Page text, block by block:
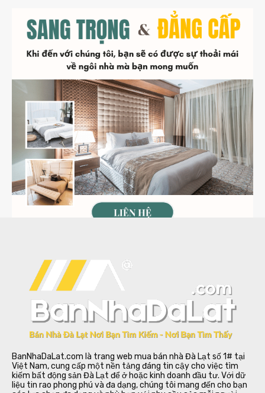
BanNhaDaLat.com là trang web mua bán nhà Đà Lạt số 1# tại
Việt Nam, cung cấp một nền tảng đáng tin cậy cho việc tìm
kiếm bất động sản Đà Lạt để ở hoặc kinh doanh đầu tư. Với dữ
liệu tin rao phong phú và đa dạng, chúng tôi mang đến cho bạn